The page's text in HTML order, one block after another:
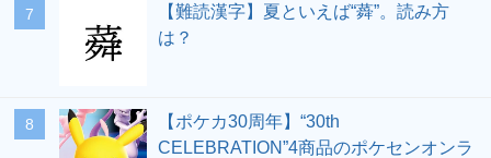
7
【難読漢字】夏といえば“蕣”。読み方
は？
8
【ポケカ30周年】“30th
CELEBRATION”4商品のポケセンオンラ